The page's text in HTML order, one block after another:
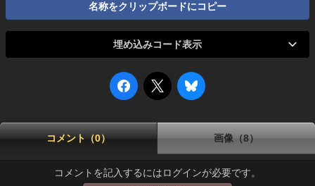
名称をクリップボードにコピー
埋め込みコード表示
コメント（0） 画像（8）
コメントを記入するにはログインが必要です。